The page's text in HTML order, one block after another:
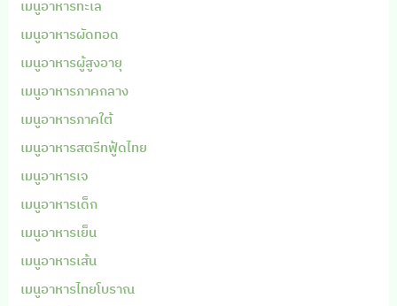
เมนูอาหารทะเล
เมนูอาหารผัดทอด
เมนูอาหารผู้สูงอายุ
เมนูอาหารภาคกลาง
เมนูอาหารภาคใต้
เมนูอาหารสตรีทฟู้ดไทย
เมนูอาหารเจ
เมนูอาหารเด็ก
เมนูอาหารเย็น
เมนูอาหารเส้น
เมนูอาหารไทยโบราณ